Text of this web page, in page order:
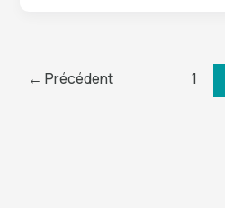
conseils
pour
← Précédent 1